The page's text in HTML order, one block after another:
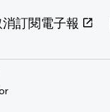
訂閱電子報